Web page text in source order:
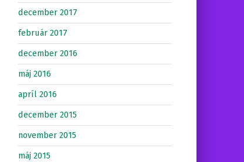
december 2017
február 2017
december 2016
máj 2016
apríl 2016
december 2015
november 2015
máj 2015